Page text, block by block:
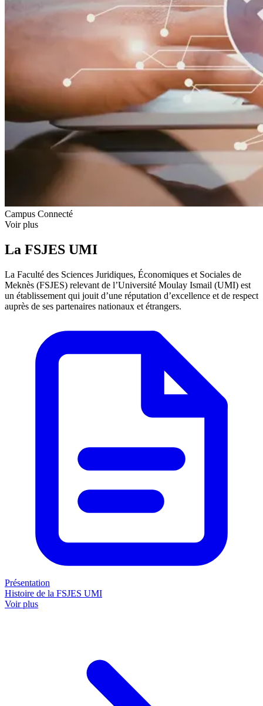
Campus Connecté
Voir plus
La FSJES UMI
La Faculté des Sciences Juridiques, Économiques et Sociales de
Meknès (FSJES) relevant de l’Université Moulay Ismail (UMI) est
un établissement qui jouit d’une réputation d’excellence et de respect
auprès de ses partenaires nationaux et étrangers.
Présentation
Histoire de la FSJES UMI
Voir plus